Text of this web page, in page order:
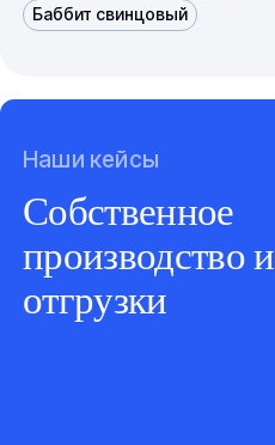
Баббит свинцовый
Наши кейсы
Собственное
производство и
отгрузки